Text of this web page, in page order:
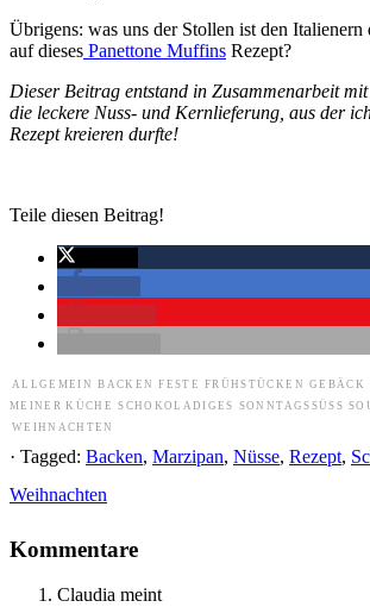
Übrigens: was uns der Stollen ist den Italienern
auf dieses Panettone Muffins Rezept?
Dieser Beitrag entstand in Zusammenarbeit
die leckere Nuss- und Kernlieferung, aus der
Rezept kreieren durfte!
Teile diesen Beitrag!
ALLGEMEIN BACKEN FESTE FRÜHSTÜCKEN GEBÄCK
MEINER KÜCHE
SCHOKOLADIGES SONNTAGSSÜSS
WEIHNACHTEN
· Tagged: Backen, Marzipan, Nüsse, Rezept,
Weihnachten
Kommentare
Claudia meint